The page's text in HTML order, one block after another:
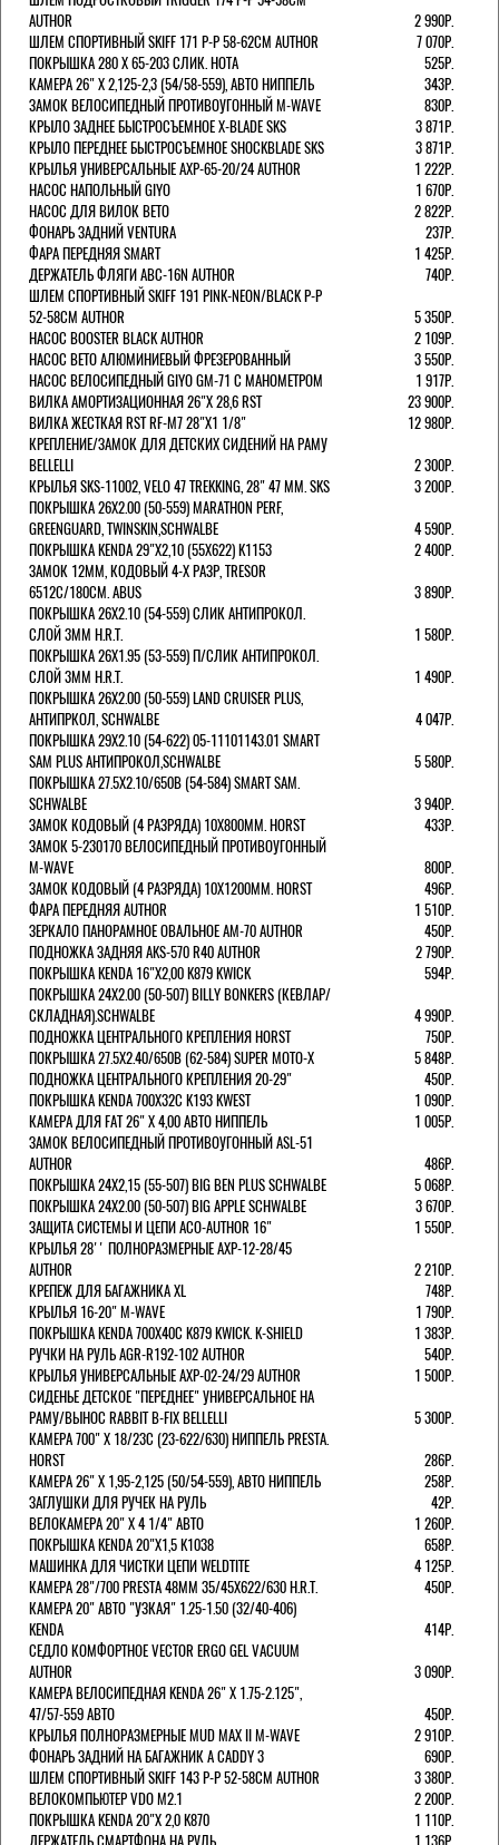
AUTHOR
2 990Р.
ШЛЕМ СПОРТИВНЫЙ SKIFF 171 Р-Р 58-62СМ AUTHOR
7 070Р.
ПОКРЫШКА 280 X 65-203 СЛИК. HOTA
525Р.
КАМЕРА 26" X 2,125-2,3 (54/58-559), АВТО НИППЕЛЬ
343Р.
ЗАМОК ВЕЛОСИПЕДНЫЙ ПРОТИВОУГОННЫЙ M-WAVE
830Р.
КРЫЛО ЗАДНЕЕ БЫСТРОСЪЕМНОЕ X-BLADE SKS
3 871Р.
КРЫЛО ПЕРЕДНЕЕ БЫСТРОСЪЕМНОЕ SHOCKBLADE SKS
3 871Р.
КРЫЛЬЯ УНИВЕРСАЛЬНЫЕ AXP-65-20/24 AUTHOR
1 222Р.
НАСОС НАПОЛЬНЫЙ GIYO
1 670Р.
НАСОС ДЛЯ ВИЛОК ВЕТО
2 822Р.
ФОНАРЬ ЗАДНИЙ VENTURA
237Р.
ФАРА ПЕРЕДНЯЯ SMART
1 425Р.
ДЕРЖАТЕЛЬ ФЛЯГИ ABC-16N AUTHOR
740Р.
ШЛЕМ СПОРТИВНЫЙ SKIFF 191 PINK-NEON/BLACK Р-Р
52-58СМ AUTHOR
5 350Р.
НАСОС BOOSTER BLACK AUTHOR
2 109Р.
НАСОС BETO АЛЮМИНИЕВЫЙ ФРЕЗЕРОВАННЫЙ
3 550Р.
НАСОС ВЕЛОСИПЕДНЫЙ GIYO GM-71 С МАНОМЕТРОМ
1 917Р.
ВИЛКА АМОРТИЗАЦИОННАЯ 26"Х 28,6 RST
23 900Р.
ВИЛКА ЖЕСТКАЯ RST RF-M7 28"Х1 1/8"
12 980Р.
КРЕПЛЕНИЕ/ЗАМОК ДЛЯ ДЕТСКИХ СИДЕНИЙ НА РАМУ
BELLELLI
2 300Р.
КРЫЛЬЯ SKS-11002, VELO 47 TREKKING, 28" 47 ММ. SKS
3 200Р.
ПОКРЫШКА 26X2.00 (50-559) MARATHON PERF,
GREENGUARD, TWINSKIN,SCHWALBE
4 590Р.
ПОКРЫШКА KENDA 29"Х2,10 (55X622) K1153
2 400Р.
ЗАМОК 12ММ, КОДОВЫЙ 4-Х РАЗР, TRESOR
6512C/180СМ. ABUS
3 890Р.
ПОКРЫШКА 26X2.10 (54-559) СЛИК АНТИПРОКОЛ.
СЛОЙ 3ММ H.R.T.
1 580Р.
ПОКРЫШКА 26X1.95 (53-559) П/СЛИК АНТИПРОКОЛ.
СЛОЙ 3ММ H.R.T.
1 490Р.
ПОКРЫШКА 26X2.00 (50-559) LAND CRUISER PLUS,
АНТИПРКОЛ, SCHWALBE
4 047Р.
ПОКРЫШКА 29X2.10 (54-622) 05-11101143.01 SMART
SAM PLUS АНТИПРОКОЛ,SCHWALBE
5 580Р.
ПОКРЫШКА 27.5X2.10/650B (54-584) SMART SAM.
SCHWALBE
3 940Р.
ЗАМОК КОДОВЫЙ (4 РАЗРЯДА) 10Х800ММ. HORST
433Р.
ЗАМОК 5-230170 ВЕЛОСИПЕДНЫЙ ПРОТИВОУГОННЫЙ
M-WAVE
800Р.
ЗАМОК КОДОВЫЙ (4 РАЗРЯДА) 10Х1200ММ. HORST
496Р.
ФАРА ПЕРЕДНЯЯ AUTHOR
1 510Р.
ЗЕРКАЛО ПАНОРАМНОЕ ОВАЛЬНОЕ AM-70 AUTHOR
450Р.
ПОДНОЖКА ЗАДНЯЯ AKS-570 R40 AUTHOR
2 790Р.
ПОКРЫШКА KENDA 16"Х2,00 K879 KWICK
594Р.
ПОКРЫШКА 24X2.00 (50-507) BILLY BONKERS (КЕВЛАР/
СКЛАДНАЯ).SCHWALBE
4 990Р.
ПОДНОЖКА ЦЕНТРАЛЬНОГО КРЕПЛЕНИЯ HORST
750Р.
ПОКРЫШКА 27.5X2.40/650B (62-584) SUPER MOTO-X
5 848Р.
ПОДНОЖКА ЦЕНТРАЛЬНОГО КРЕПЛЕНИЯ 20-29"
450Р.
ПОКРЫШКА KENDA 700Х32С K193 KWEST
1 090Р.
КАМЕРА ДЛЯ FAT 26" X 4,00 АВТО НИППЕЛЬ
1 005Р.
ЗАМОК ВЕЛОСИПЕДНЫЙ ПРОТИВОУГОННЫЙ ASL-51
AUTHOR
486Р.
ПОКРЫШКА 24X2,15 (55-507) BIG BEN PLUS SCHWALBE
5 068Р.
ПОКРЫШКА 24X2.00 (50-507) BIG APPLE SCHWALBE
3 670Р.
ЗАЩИТА СИСТЕМЫ И ЦЕПИ ACO-AUTHOR 16"
1 550Р.
КРЫЛЬЯ 28'' ПОЛНОРАЗМЕРНЫЕ AXP-12-28/45
AUTHOR
2 210Р.
КРЕПЕЖ ДЛЯ БАГАЖНИКА XL
748Р.
КРЫЛЬЯ 16-20" M-WAVE
1 790Р.
ПОКРЫШКА KENDA 700Х40С K879 KWICK. K-SHIELD
1 383Р.
РУЧКИ НА РУЛЬ AGR-R192-102 AUTHOR
540Р.
КРЫЛЬЯ УНИВЕРСАЛЬНЫЕ AXP-02-24/29 AUTHOR
1 500Р.
СИДЕНЬЕ ДЕТСКОЕ "ПЕРЕДНЕЕ" УНИВЕРСАЛЬНОЕ НА
РАМУ/ВЫНОС RABBIT B-FIX BELLELLI
5 300Р.
КАМЕРА 700" Х 18/23C (23-622/630) НИППЕЛЬ PRESTA.
HORST
286Р.
КАМЕРА 26" X 1,95-2,125 (50/54-559), АВТО НИППЕЛЬ
258Р.
ЗАГЛУШКИ ДЛЯ РУЧЕК НА РУЛЬ
42Р.
ВЕЛОКАМЕРА 20" Х 4 1/4" АВТО
1 260Р.
ПОКРЫШКА KENDA 20"Х1,5 K1038
658Р.
МАШИНКА ДЛЯ ЧИСТКИ ЦЕПИ WELDTITE
4 125Р.
КАМЕРА 28"/700 PRESTA 48ММ 35/45Х622/630 H.R.T.
450Р.
КАМЕРА 20" АВТО "УЗКАЯ" 1.25-1.50 (32/40-406)
KENDA
414Р.
СЕДЛО КОМФОРТНОЕ VECTOR ERGO GEL VACUUM
AUTHOR
3 090Р.
КАМЕРА ВЕЛОСИПЕДНАЯ KENDA 26" Х 1.75-2.125",
47/57-559 АВТО
450Р.
КРЫЛЬЯ ПОЛНОРАЗМЕРНЫЕ MUD MAX II M-WAVE
2 910Р.
ФОНАРЬ ЗАДНИЙ НА БАГАЖНИК A CADDY 3
690Р.
ШЛЕМ СПОРТИВНЫЙ SKIFF 143 Р-Р 52-58СМ AUTHOR
3 380Р.
ВЕЛОКОМПЬЮТЕР VDO M2.1
2 200Р.
ПОКРЫШКА KENDA 20"Х 2,0 K870
1 110Р.
ДЕРЖАТЕЛЬ СМАРТФОНА НА РУЛЬ
1 136Р.